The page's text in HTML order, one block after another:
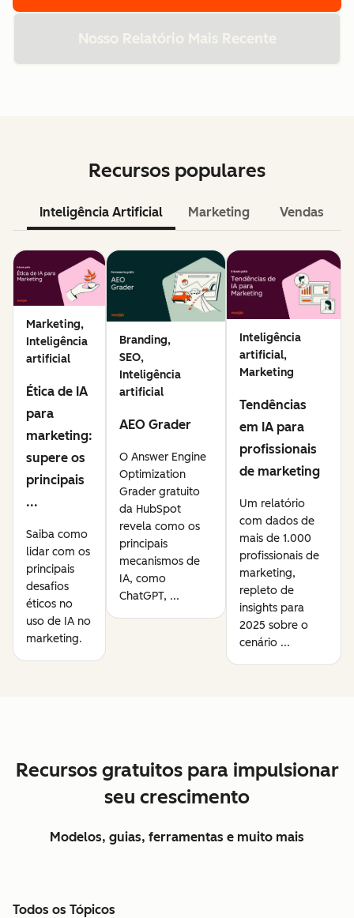
Nosso Relatório Mais Recente
Recursos populares
Inteligência Artificial Marketing Vendas
Marketing,
Inteligência
artificial
Ética de IA
para
marketing:
supere os
principais
...
Saiba como
lidar com os
principais
desafios
éticos no
uso de IA no
marketing.
Branding,
SEO,
Inteligência
artificial
AEO Grader
O Answer Engine
Optimization
Grader gratuito
da HubSpot
revela como os
principais
mecanismos de
IA, como
ChatGPT, ...
Inteligência
artificial,
Marketing
Tendências
em IA para
profissionais
de marketing
Um relatório
com dados de
mais de 1.000
profissionais de
marketing,
repleto de
insights para
2025 sobre o
cenário ...
Recursos gratuitos para impulsionar
seu crescimento
Modelos, guias, ferramentas e muito mais
Todos os Tópicos